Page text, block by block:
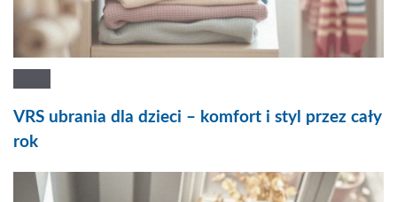
VRS ubrania dla dzieci – komfort i styl przez cały
rok